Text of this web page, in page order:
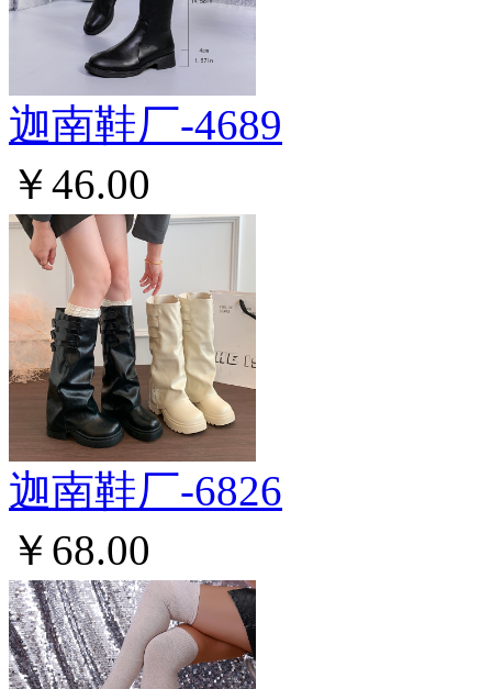
迦南鞋厂-4689
￥46.00
迦南鞋厂-6826
￥68.00